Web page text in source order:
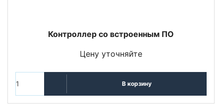
Контроллер со встроенным ПО
Цену уточняйте
В корзину